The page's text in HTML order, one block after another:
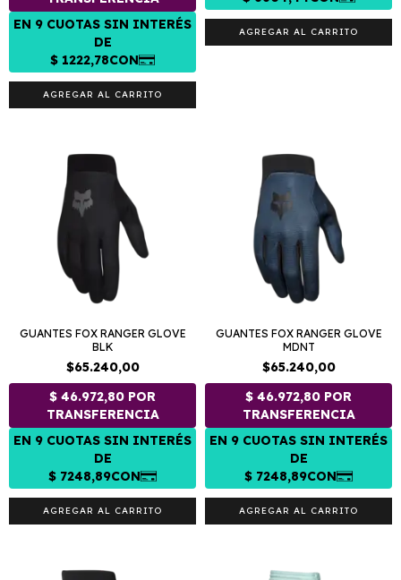
AGREGAR AL CARRITO
AGREGAR AL CARRITO
GUANTES FOX RANGER GLOVE
BLK
$65.240,00
AGREGAR AL CARRITO
GUANTES FOX RANGER GLOVE
MDNT
$65.240,00
AGREGAR AL CARRITO